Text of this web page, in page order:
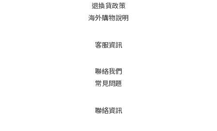
退換貨政策
海外購物說明
客服資訊
聯絡我們
常見問題
聯絡資訊